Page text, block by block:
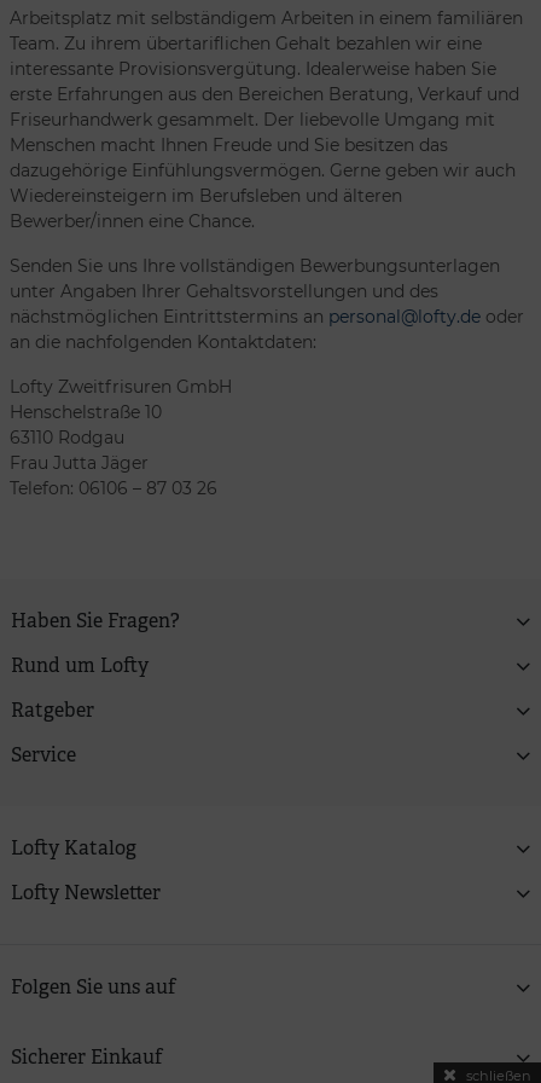
Arbeitsplatz mit selbständigem Arbeiten in einem familiären
Team. Zu ihrem übertariflichen Gehalt bezahlen wir eine
interessante Provisionsvergütung. Idealerweise haben Sie
erste Erfahrungen aus den Bereichen Beratung, Verkauf und
Friseurhandwerk gesammelt. Der liebevolle Umgang mit
Menschen macht Ihnen Freude und Sie besitzen das
dazugehörige Einfühlungsvermögen. Gerne geben wir auch
Wiedereinsteigern im Berufsleben und älteren
Bewerber/innen eine Chance.
Senden Sie uns Ihre vollständigen Bewerbungsunterlagen
unter Angaben Ihrer Gehaltsvorstellungen und des
nächstmöglichen Eintrittstermins an personal@lofty.de oder
an die nachfolgenden Kontaktdaten:
Lofty Zweitfrisuren GmbH
Henschelstraße 10
63110 Rodgau
Frau Jutta Jäger
Telefon: 06106 – 87 03 26
Haben Sie Fragen?
Rund um Lofty
Ratgeber
Service
Lofty Katalog
Lofty Newsletter
Folgen Sie uns auf
Sicherer Einkauf
schließen